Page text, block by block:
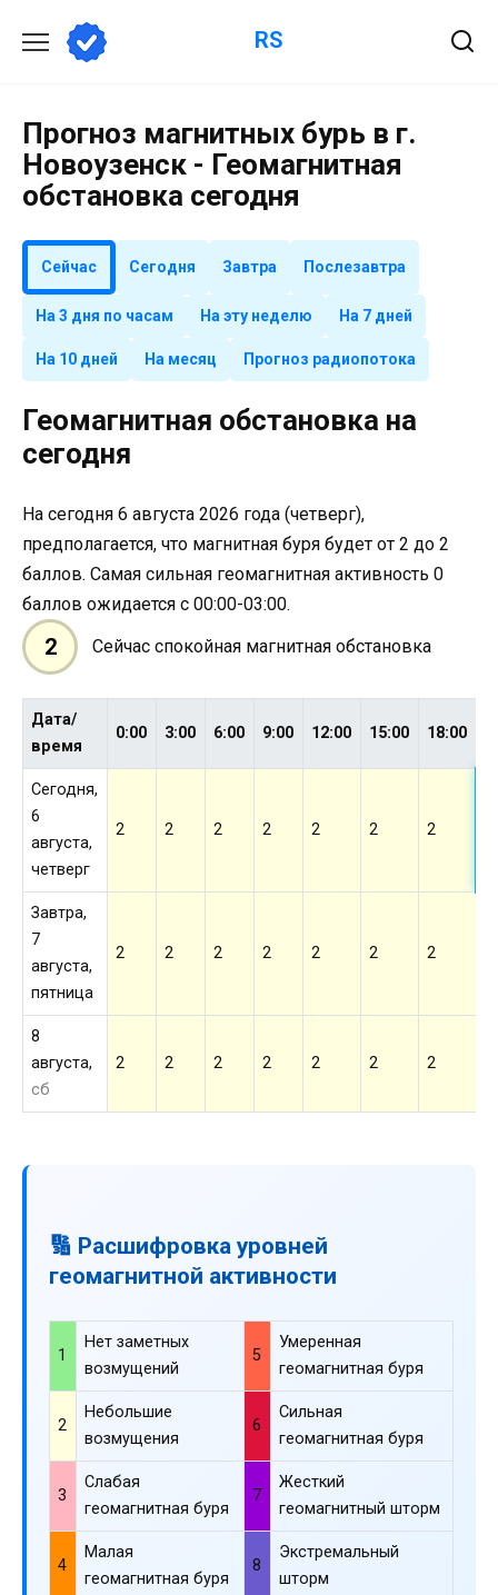
содержанию
RS
Прогноз магнитных бурь в г.
Новоузенск - Геомагнитная
обстановка сегодня
Сейчас Сегодня Завтра Послезавтра
На 3 дня по часам На эту неделю На 7 дней
На 10 дней На месяц Прогноз радиопотока
Геомагнитная обстановка на
сегодня
На сегодня 6 августа 2026 года (четверг),
предполагается, что магнитная буря будет от 2 до 2
баллов. Самая сильная геомагнитная активность 0
баллов ожидается с 00:00-03:00.
2 Сейчас спокойная магнитная обстановка
Дата/
время
0:00 3:00 6:00 9:00 12:00 15:00 18:00
Сегодня,
6
августа,
четверг
2 2 2 2 2 2 2
Завтра,
7
августа,
пятница
2 2 2 2 2 2 2
8
августа,
сб
2 2 2 2 2 2 2
🔢 Расшифровка уровней
геомагнитной активности
1
Нет заметных
возмущений
5
Умеренная
геомагнитная буря
2
Небольшие
возмущения
6
Сильная
геомагнитная буря
3
Слабая
геомагнитная буря
7
Жесткий
геомагнитный шторм
4
Малая
геомагнитная буря
8
Экстремальный
шторм